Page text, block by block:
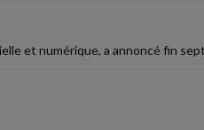
et numérique, a annoncé fin